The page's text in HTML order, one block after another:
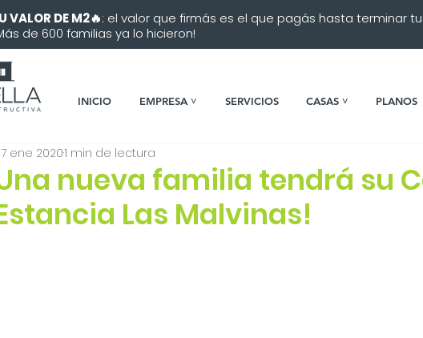
VALOR DE M2🔥: el valor que firmás es el que pagás hasta terminar tu
de 600 familias ya lo hicieron!
INICIO EMPRESA ˅ SERVICIOS CASAS ˅ PLANOS
nueva familia tendrá su
Las Malvinas!
ene 20201 min de lectura